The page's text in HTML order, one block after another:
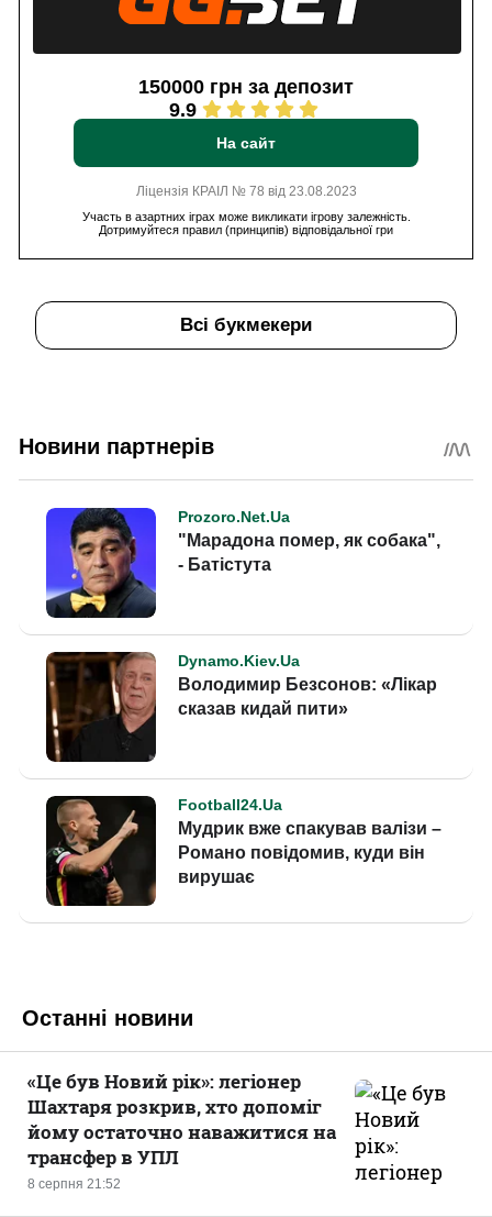
150000 грн за депозит
9.9
На сайт
Ліцензія КРАІЛ № 78 від 23.08.2023
Участь в азартних іграх може викликати ігрову залежність.
Дотримуйтеся правил (принципів) відповідальної гри
Всі букмекери
Останні новини
8 серпня 21:52
«Це був Новий рік»: легіонер
Шахтаря розкрив, хто допоміг
йому остаточно наважитися на
трансфер в УПЛ